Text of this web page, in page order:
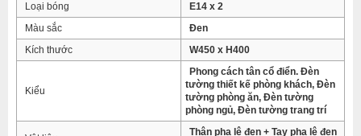
Loại bóng
E14 x 2
Màu sắc
Đen
Kích thước
W450 x H400
Kiểu
Phong cách tân cổ điển. Đèn
tường thiết kế phòng khách, Đèn
tường phòng ăn, Đèn tường
phòng ngủ, Đèn tường trang trí
Thân pha lê đen + Tay pha lê đen